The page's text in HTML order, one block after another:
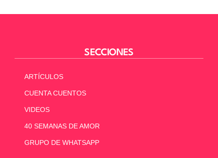
SECCIONES
ARTÍCULOS
CUENTA CUENTOS
VIDEOS
40 SEMANAS DE AMOR
GRUPO DE WHATSAPP